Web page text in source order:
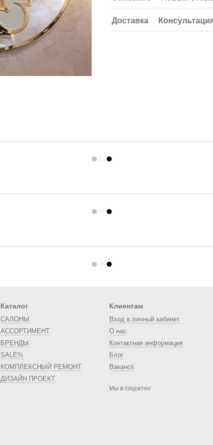
Доставка
Каталог
САЛОНЫ
АССОРТИМЕНТ
БРЕНДЫ
SALE%
КОМПЛЕКСНЫЙ РЕМОНТ
ДИЗАЙН ПРОЕКТ
Клиентам
Вход в личный кабинет
О нас
Контактная информация
Блог
Вакансії
Мы в соцсетях